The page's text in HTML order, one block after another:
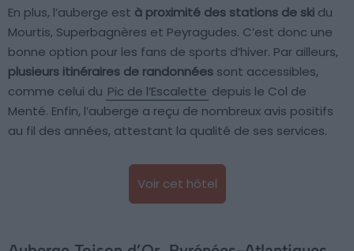
En plus, l’auberge est à proximité des stations de ski du
Mourtis, Superbagnères et Peyragudes. C’est donc une
bonne option pour les fans de sports d’hiver. Par ailleurs,
plusieurs itinéraires de randonnées sont accessibles,
comme celui du Pic de l’Escalette depuis le Col de
Menté. Enfin, l’auberge a reçu de nombreux avis positifs
au fil des années, attestant la qualité de ses services.
Voir cet hôtel